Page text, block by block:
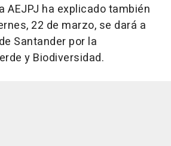
AEJPJ ha explicado también
22 de marzo, se dará a
Santander por la
y Biodiversidad.